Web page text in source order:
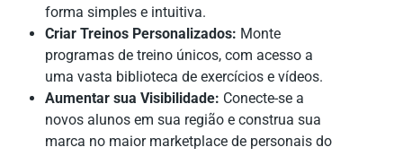
forma simples e intuitiva.
Criar Treinos Personalizados: Monte
programas de treino únicos, com acesso a
uma vasta biblioteca de exercícios e vídeos.
Aumentar sua Visibilidade: Conecte-se a
novos alunos em sua região e construa sua
marca no maior marketplace de personais do